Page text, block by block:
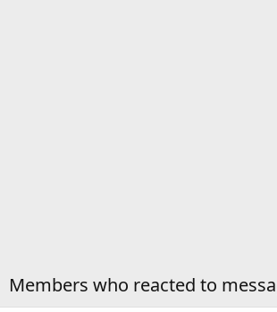
Members who reacted to